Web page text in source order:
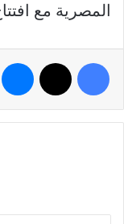
المصرية مع